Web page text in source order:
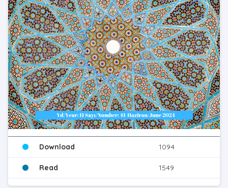
Download 1094
Read 1549